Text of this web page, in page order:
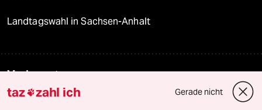
Landtagswahl in Sachsen-Anhalt
Verlag
taz zahl ich Gerade nicht